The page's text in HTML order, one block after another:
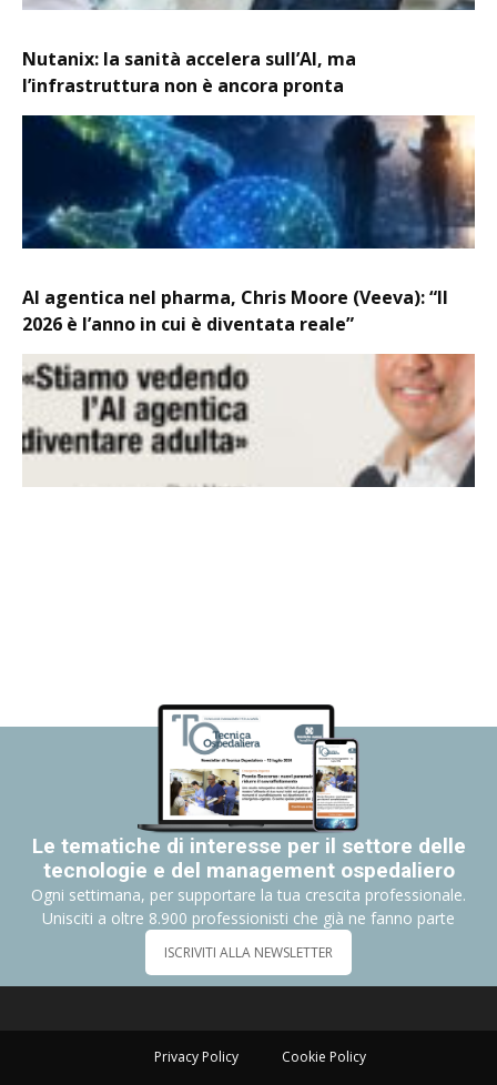
Nutanix: la sanità accelera sull’AI, ma
l’infrastruttura non è ancora pronta
AI agentica nel pharma, Chris Moore (Veeva): “Il
2026 è l’anno in cui è diventata reale”
Le tematiche di interesse per il settore delle
tecnologie e del management ospedaliero
Ogni settimana, per supportare la tua crescita professionale.
Unisciti a oltre 8.900 professionisti che già ne fanno parte
ISCRIVITI ALLA NEWSLETTER
Privacy Policy Cookie Policy